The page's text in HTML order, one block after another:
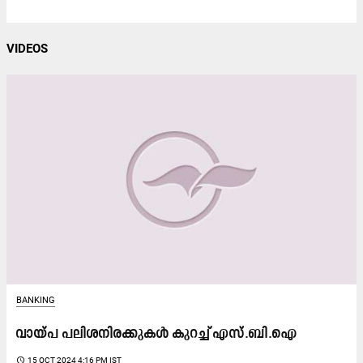
VIDEOS
BANKING
വായ്പ പലിശനിരക്കുകൾ കുറച്ച് എസ്.ബി.ഐ
access_time 15 OCT 2024 4:16 PM IST